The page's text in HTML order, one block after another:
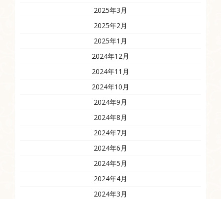
2025年3月
2025年2月
2025年1月
2024年12月
2024年11月
2024年10月
2024年9月
2024年8月
2024年7月
2024年6月
2024年5月
2024年4月
2024年3月